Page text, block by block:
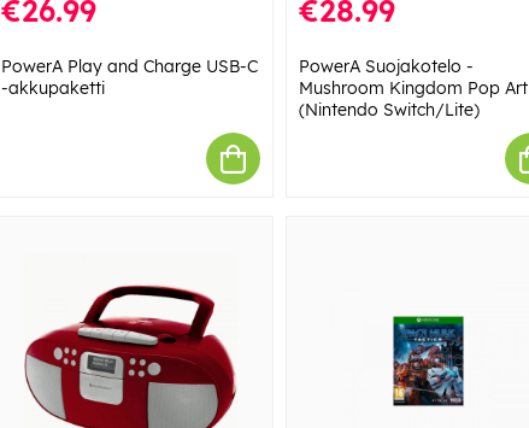
€26.99
PowerA Play and Charge USB-C
-akkupaketti
€28.99
PowerA Suojakotelo -
Mushroom Kingdom Pop Art
(Nintendo Switch/Lite)